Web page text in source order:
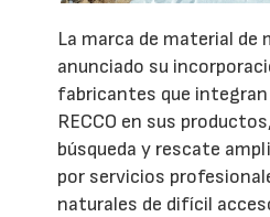
La marca de material de
anunciado su
fabricantes que
RECCO en sus
búsqueda y rescate
por servicios
naturales de difícil